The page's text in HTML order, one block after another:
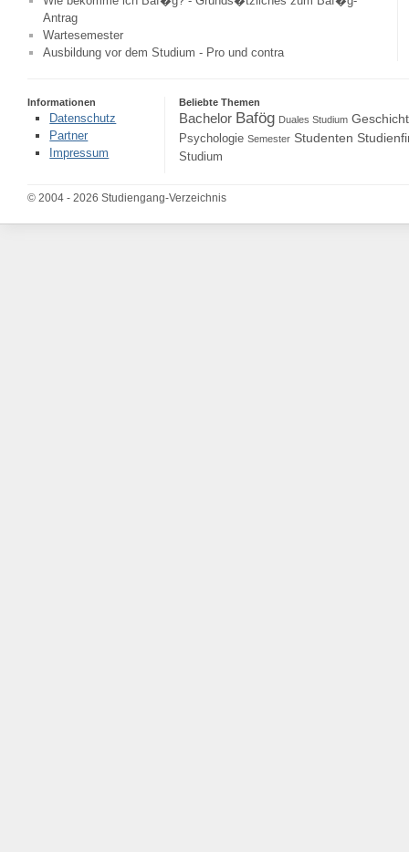
Antrag
Wartesemester
Ausbildung vor dem Studium - Pro und contra
Informationen
Datenschutz
Partner
Impressum
Beliebte Themen
Bachelor Bafög Duales Studium
Psychologie Semester Studenten
Studium
© 2004 - 2026 Studiengang-Verzeichnis